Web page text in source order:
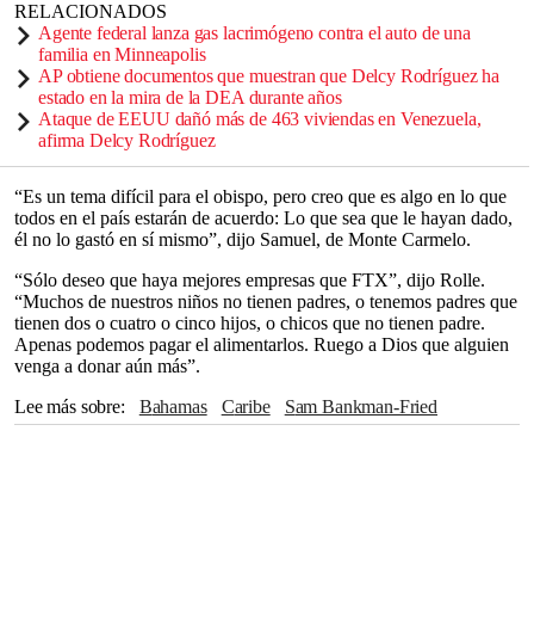
RELACIONADOS
Agente federal lanza gas lacrimógeno contra el auto de una
familia en Minneapolis
AP obtiene documentos que muestran que Delcy Rodríguez ha
estado en la mira de la DEA durante años
Ataque de EEUU dañó más de 463 viviendas en Venezuela,
afirma Delcy Rodríguez
“Es un tema difícil para el obispo, pero creo que es algo en lo que
todos en el país estarán de acuerdo: Lo que sea que le hayan dado,
él no lo gastó en sí mismo”, dijo Samuel, de Monte Carmelo.
“Sólo deseo que haya mejores empresas que FTX”, dijo Rolle.
“Muchos de nuestros niños no tienen padres, o tenemos padres que
tienen dos o cuatro o cinco hijos, o chicos que no tienen padre.
Apenas podemos pagar el alimentarlos. Ruego a Dios que alguien
venga a donar aún más”.
Lee más sobre
Bahamas Caribe
Sam Bankman-Fried